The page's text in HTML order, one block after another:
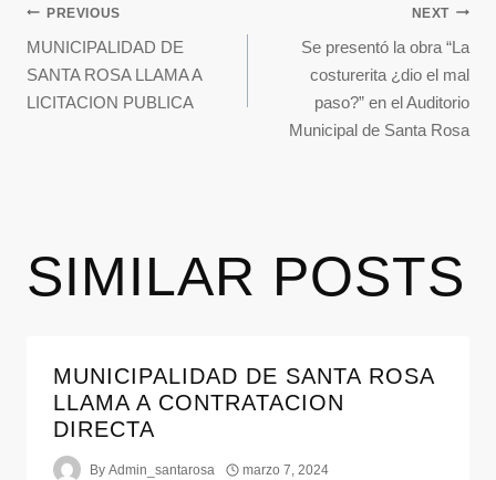
PREVIOUS
MUNICIPALIDAD DE
SANTA ROSA LLAMA A
LICITACION PUBLICA
NEXT
Se presentó la obra “La
costurerita ¿dio el mal
paso?” en el Auditorio
Municipal de Santa Rosa
SIMILAR POSTS
MUNICIPALIDAD DE SANTA ROSA
LLAMA A CONTRATACION
DIRECTA
By Admin_santarosa marzo 7, 2024